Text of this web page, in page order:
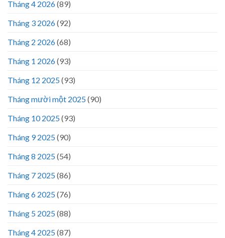
Tháng 4 2026(89)
Tháng 3 2026(92)
Tháng 2 2026(68)
Tháng 1 2026(93)
Tháng 12 2025(93)
Tháng mười một 2025(90)
Tháng 10 2025(93)
Tháng 9 2025(90)
Tháng 8 2025(54)
Tháng 7 2025(86)
Tháng 6 2025(76)
Tháng 5 2025(88)
Tháng 4 2025(87)